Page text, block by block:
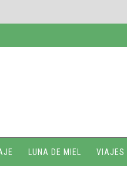
LUNA DE MIEL VIAJES